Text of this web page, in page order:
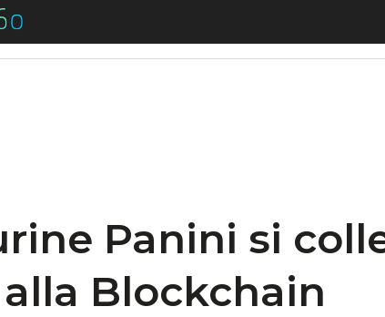
Panini si
Blockchain